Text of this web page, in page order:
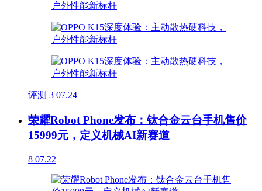
评测 3 07.24
荣耀Robot Phone发布：钛合金云台手机售价
15999元，定义机械AI新赛道
8 07.22